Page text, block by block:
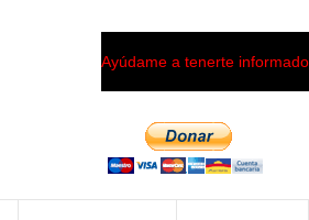
Ayúdame a tenerte informado